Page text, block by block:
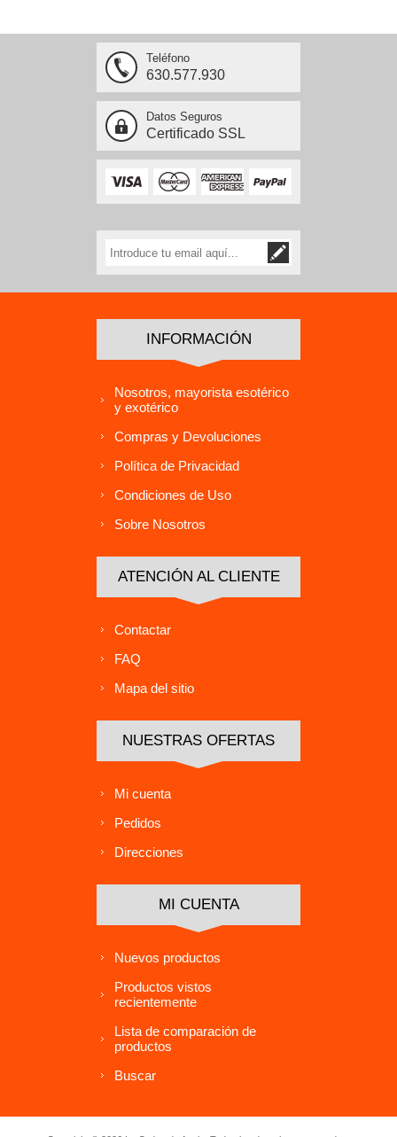
Teléfono
630.577.930
Datos Seguros
Certificado SSL
INFORMACIÓN
Nosotros, mayorista esotérico
y exotérico
Compras y Devoluciones
Política de Privacidad
Condiciones de Uso
Sobre Nosotros
ATENCIÓN AL CLIENTE
Contactar
FAQ
Mapa del sitio
NUESTRAS OFERTAS
Mi cuenta
Pedidos
Direcciones
MI CUENTA
Nuevos productos
Productos vistos
recientemente
Lista de comparación de
productos
Buscar